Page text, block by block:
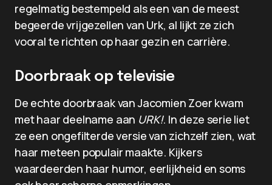
regelmatig bestempeld als een van de meest
begeerde vrijgezellen van Urk, al lijkt ze zich
vooral te richten op haar gezin en carrière.
Doorbraak op televisie
De echte doorbraak van Jacomien Zoer kwam
met haar deelname aan URK!. In deze serie liet
ze een ongefilterde versie van zichzelf zien, wat
haar meteen populair maakte. Kijkers
waardeerden haar humor, eerlijkheid en soms